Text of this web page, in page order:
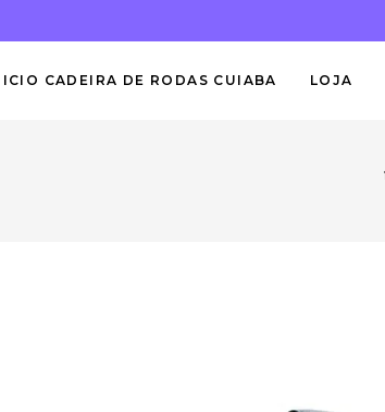
CADEIRA DE RODAS CUIABA LOJA